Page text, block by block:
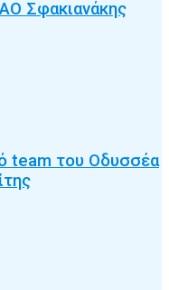
Σφακιανάκης
team του Οδυσσέα